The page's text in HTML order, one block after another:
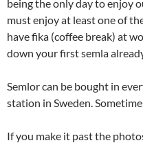
being the only day to enjoy
must enjoy at least one of
have fika (coffee break) at
down your first semla
Semlor can be bought in
station in Sweden.
If you make it past the